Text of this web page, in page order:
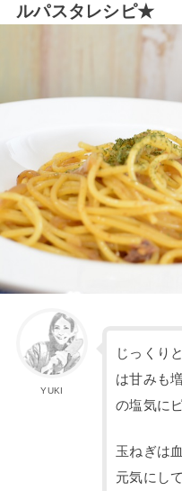
ルパスタレシピ★
YUKI
じっくり
は甘みも
の塩気に
玉ねぎは
元気にし